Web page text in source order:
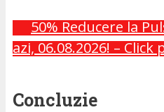
50% Reducere la
azi, 06.08.2026! –
Concluzie